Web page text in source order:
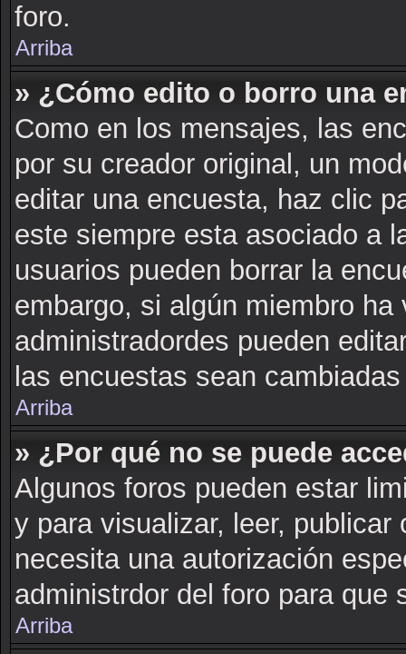
foro.
Arriba
» ¿Cómo edito o borro una
Como en los mensajes, las
por su creador original, un
editar una encuesta, haz clic
este siempre esta asociado a
usuarios pueden borrar la
embargo, si algún miembro
administradordes pueden
las encuestas sean
Arriba
» ¿Por qué no se puede
Algunos foros pueden estar
y para visualizar, leer,
necesita una autorización
administrdor del foro para que
Arriba